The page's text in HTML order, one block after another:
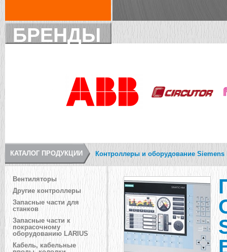
БРЕНДЫ
КАТАЛОГ ПРОДУКЦИИ Контроллеры и оборудование Siemens
Вентиляторы
Другие контроллеры
Запасные части для
станков
Запасные части к
покрасочному
оборудованию LARIUS
Кабель, кабельные